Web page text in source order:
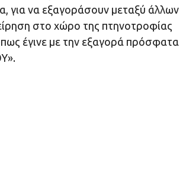
για να εξαγοράσουν μεταξύ άλλων
στο χώρο της πτηνοτροφίας
έγινε με την εξαγορά πρόσφατα